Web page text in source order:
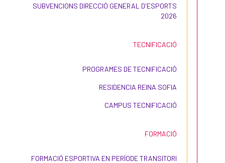
SUBVENCIONS DIRECCIÓ GENERAL D'ESPORTS
2026
TECNIFICACIÓ
PROGRAMES DE TECNIFICACIÓ
RESIDENCIA REINA SOFIA
CAMPUS TECNIFICACIÓ
FORMACIÓ
FORMACIÓ ESPORTIVA EN PERÍODE TRANSITORI